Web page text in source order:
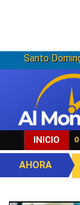
Santo
INICIO
AHORA